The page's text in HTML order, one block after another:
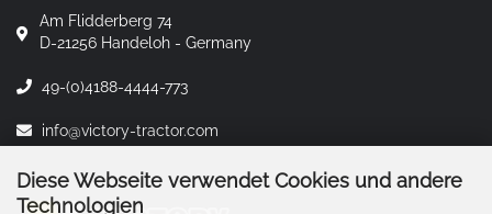
Diese Webseite verwendet Cookies und andere
Technologien
Am Flidderberg 74
D-21256 Handeloh - Germany
49-(0)4188-4444-773
info@victory-tractor.com